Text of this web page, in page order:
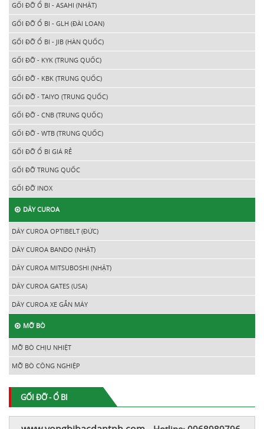
GỐI ĐỠ Ổ BI - ASAHI (NHẬT)
GỐI ĐỠ Ổ BI - GLH (ĐÀI LOAN)
GỐI ĐỠ Ổ BI - JIB (HÀN QUỐC)
GỐI ĐỠ - KYK (TRUNG QUỐC)
GỐI ĐỠ - KBK (TRUNG QUỐC)
GỐI ĐỠ - TAIYO (TRUNG QUỐC)
GỐI ĐỠ - CNB (TRUNG QUỐC)
GỐI ĐỠ - WTB (TRUNG QUỐC)
GỐI ĐỠ Ổ BI GIÁ RẺ
GỐI ĐỠ TRUNG QUỐC
GỐI ĐỠ INOX
DÂY CUROA
DÂY CUROA OPTIBELT (ĐỨC)
DÂY CUROA BANDO (NHẬT)
DÂY CUROA MITSUBOSHI (NHẬT)
DÂY CUROA GATES (USA)
DÂY CUROA XE GẮN MÁY
MỠ BÒ
MỠ BÒ CHỊU NHIỆT
MỠ BÒ CÔNG NGHIỆP
GỐI ĐỠ - Ổ BI